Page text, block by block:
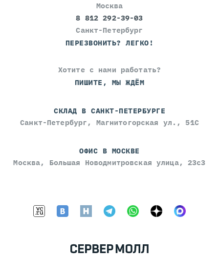
Москва
8 812 292-39-03
Санкт-Петербург
ПЕРЕЗВОНИТЬ? ЛЕГКО!
Хотите с нами работать?
ПИШИТЕ, МЫ ЖДЁМ
СКЛАД В САНКТ-ПЕТЕРБУРГЕ
Санкт-Петербург, Магнитогорская ул., 51С
ОФИС В МОСКВЕ
Москва, Большая Новодмитровская улица, 23с3